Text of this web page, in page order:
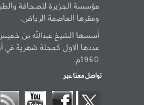
مؤسسة الجزيرة للصحافة
ومقرها العاصمة الرياض.
أسسها الشيخ عبدالله بن
عددها الاول كمجلة شهرية في
1960م.
تواصل معنا عبر